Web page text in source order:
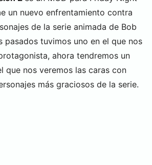
un nuevo enfrentamiento contra
de la serie animada de Bob
pasados tuvimos uno en el que nos
ahora tendremos un
que nos veremos las caras con
más graciosos de la serie.